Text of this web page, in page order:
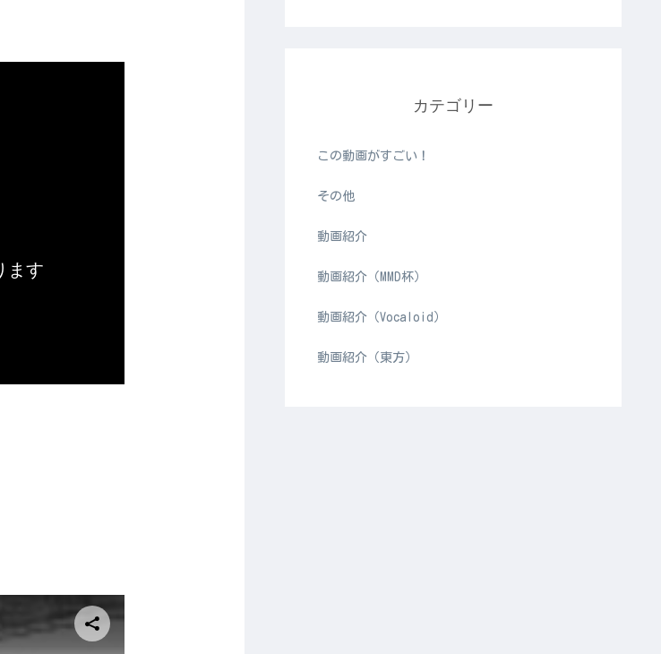
カテゴリー
この動画がすごい！
その他
動画紹介
動画紹介（MMD杯）
動画紹介（Vocaloid）
動画紹介（東方）